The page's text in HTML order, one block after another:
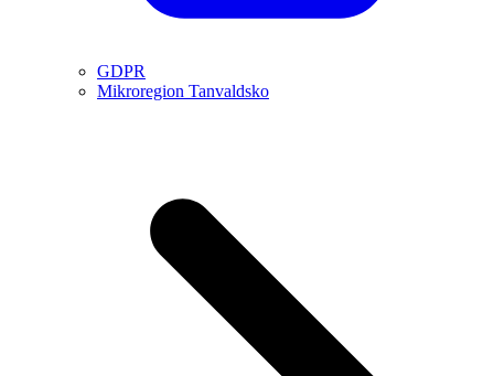
GDPR
Mikroregion Tanvaldsko